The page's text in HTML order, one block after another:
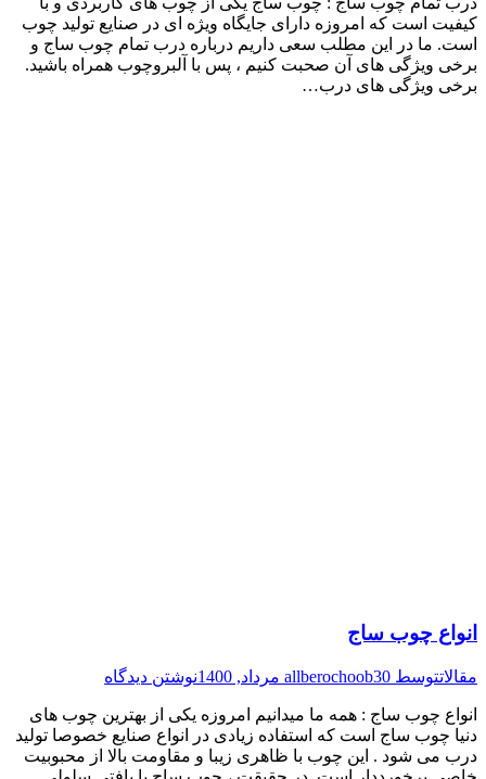
کیفیت است که امروزه دارای جایگاه ویژه ای در صنایع تولید چوب
است. ما در این مطلب سعی داریم درباره درب تمام چوب ساج و
برخی ویژگی های آن صحبت کنیم ، پس با آلبروچوب همراه باشید.
برخی ویژگی های درب…
انواع چوب ساج
مقالاتتوسط allberochoob30 مرداد, 1400 نوشتن دیدگاه
انواع چوب ساج : همه ما میدانیم امروزه یکی از بهترین چوب های
دنیا چوب ساج است که استفاده زیادی در انواع صنایع خصوصا تولید
درب می شود . این چوب با ظاهری زیبا و مقاومت بالا از محبوبیت